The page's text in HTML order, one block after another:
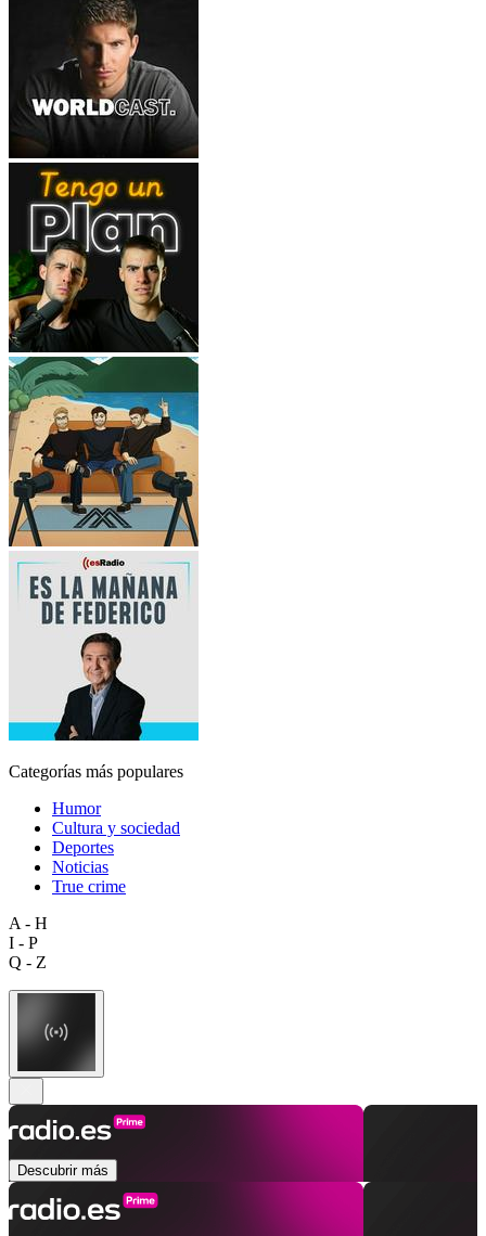
Categorías más populares
Humor
Cultura y sociedad
Deportes
Noticias
True crime
A - H
I - P
Q - Z
Descubrir más